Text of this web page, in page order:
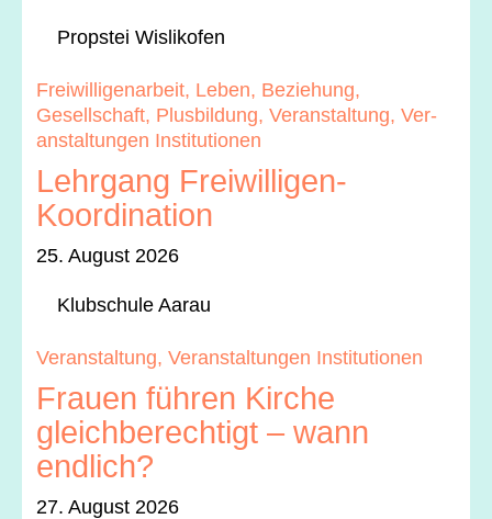
Prop­stei Wis­likofen
Frei­willi­ge­nar­beit, Leben, Beziehung,
Gesellschaft, Plus­bil­dung, Ver­anstal­tung, Ver­
anstal­tun­gen Insti­tu­tio­nen
Lehrgang Freiwilligen-
Koordination
25. August 2026
Klub­schule Aarau
Ver­anstal­tung, Ver­anstal­tun­gen Insti­tu­tio­nen
Frauen führen Kirche
gleichberechtigt – wann
endlich?
27. August 2026